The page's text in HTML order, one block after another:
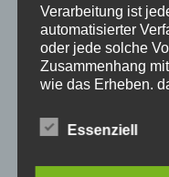
Verarbeitung ist
automatisierter
oder jede solche
Zusammenhang
wie das Erheben,
Veränderung, das
Verwendung, die
Essenziell